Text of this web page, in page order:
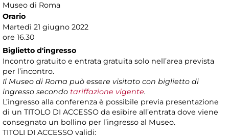
Museo di Roma
Orario
Martedì 21 giugno 2022
ore 16.30
Biglietto d'ingresso
Incontro gratuito e entrata gratuita solo nell’area prevista
per l’incontro.
Il Museo di Roma può essere visitato con biglietto di
ingresso secondo tariffazione vigente.
L’ingresso alla conferenza è possibile previa presentazione
di un TITOLO DI ACCESSO da esibire all’entrata dove viene
consegnato un bollino per l’ingresso al Museo.
TITOLI DI ACCESSO validi: